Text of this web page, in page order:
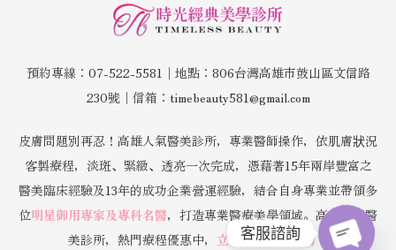
預約專線：07-522-5581│地點：806台灣高雄市鼓山區文信路
230號│信箱：timebeauty581@gmail.com
皮膚問題別再忍！高雄人氣醫美診所，專業醫師操作，依肌膚狀況
客製療程，淡斑、緊緻、透亮一次完成，憑藉著15年兩岸豐富之
醫美臨床經驗及13年的成功企業營運經驗，結合自身專業並帶領多
位明星御用專家及專科名醫，打造專業醫療美學領域。高雄人氣醫
美診所，熱門療程優惠中， 立即預約免費諮詢！
客服諮詢